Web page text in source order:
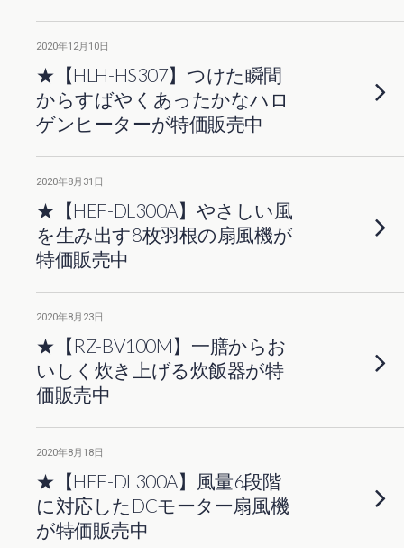
2020年12月10日
★【HLH-HS307】つけた瞬間
からすばやくあったかなハロ
ゲンヒーターが特価販売中
2020年8月31日
★【HEF-DL300A】やさしい風
を生み出す8枚羽根の扇風機が
特価販売中
2020年8月23日
★【RZ-BV100M】一膳からお
いしく炊き上げる炊飯器が特
価販売中
2020年8月18日
★【HEF-DL300A】風量6段階
に対応したDCモーター扇風機
が特価販売中